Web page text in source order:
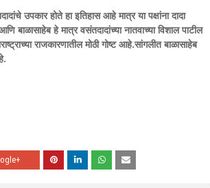
उपकार होते हा इतिहास आहे मात्र या पक्षांना दादा
बाळासाहेब हे मात्र वसंतदादांच्या नातवाच्या विशाल पाटील
राजकारणातील मोठी गोष्ट आहे.सांगलीत बाळासाहेब